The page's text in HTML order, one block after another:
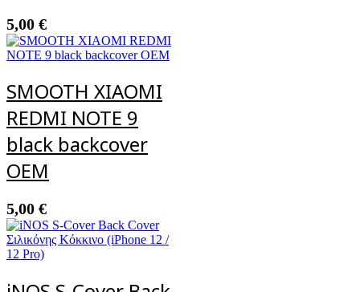
5,00 €
SMOOTH XIAOMI
REDMI NOTE 9
black backcover
OEM
5,00 €